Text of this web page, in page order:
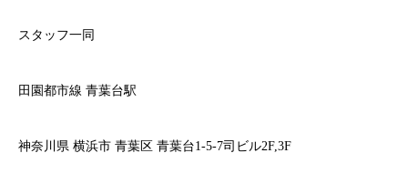
スタッフ一同
田園都市線 青葉台駅
神奈川県 横浜市 青葉区 青葉台1-5-7司ビル2F,3F